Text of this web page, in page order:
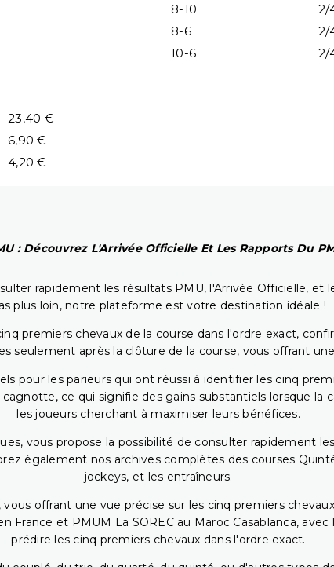
8-10
2/
8-6
2/
10-6
2/
23,40 €
6,90 €
4,20 €
: Découvrez L'Arrivée Officielle Et Les Rapports Du
rapidement les résultats PMU, l'Arrivée Officielle, et
plus loin, notre plateforme est votre destination idéale !
premiers chevaux de la course dans l'ordre exact,
seulement après la clôture de la course, vous offrant
pour les parieurs qui ont réussi à identifier les cinq
ce qui signifie des gains substantiels lorsque
les joueurs cherchant à maximiser leurs bénéfices.
vous propose la possibilité de consulter rapidement
également nos archives complètes des courses
jockeys, et les entraîneurs.
offrant une vue précise sur les cinq premiers
France et PMUM La SOREC au Maroc Casablanca,
prédire les cinq premiers chevaux dans l'ordre exact.